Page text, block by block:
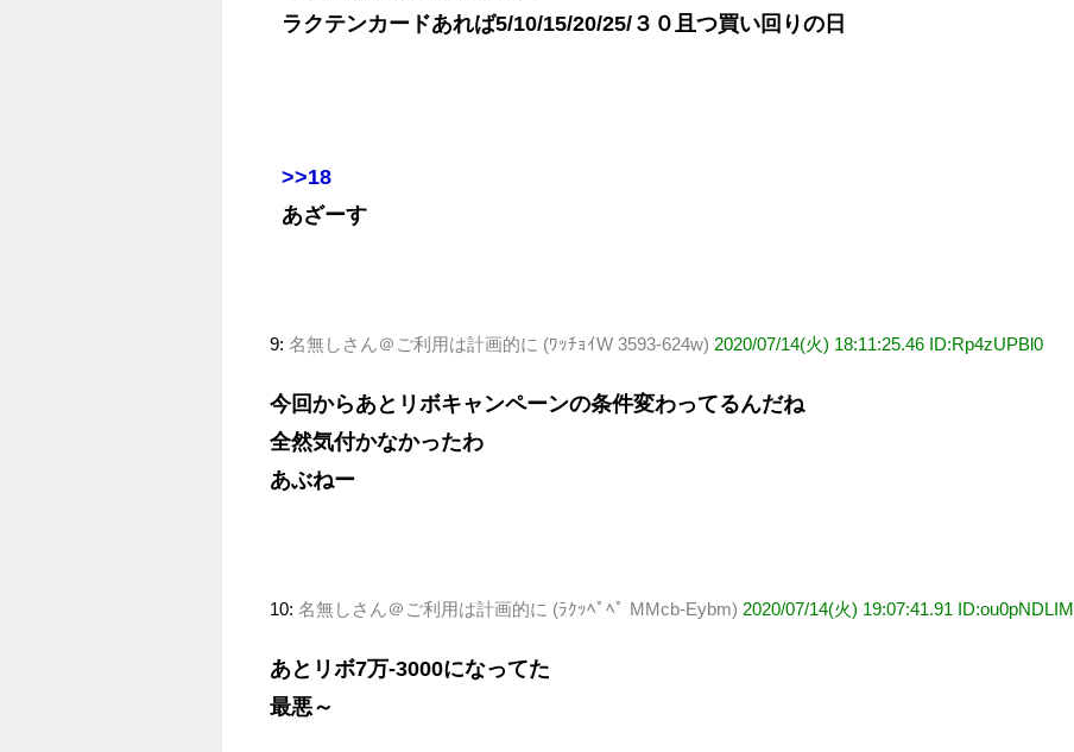
ラクテンカードあれば5/10/15/20/25/３０且つ買い回りの日
>>18
あざーす
9: 名無しさん＠ご利用は計画的に (ﾜｯﾁｮｲW 3593-624w) 2020/07/14(火) 18:11:25.46 ID:Rp4zUPBl0
今回からあとリボキャンペーンの条件変わってるんだね
全然気付かなかったわ
あぶねー
10: 名無しさん＠ご利用は計画的に (ﾗｸｯﾍﾟﾍﾟ MMcb-Eybm) 2020/07/14(火) 19:07:41.91 ID:ou0pNDLIM
あとリボ7万-3000になってた
最悪～